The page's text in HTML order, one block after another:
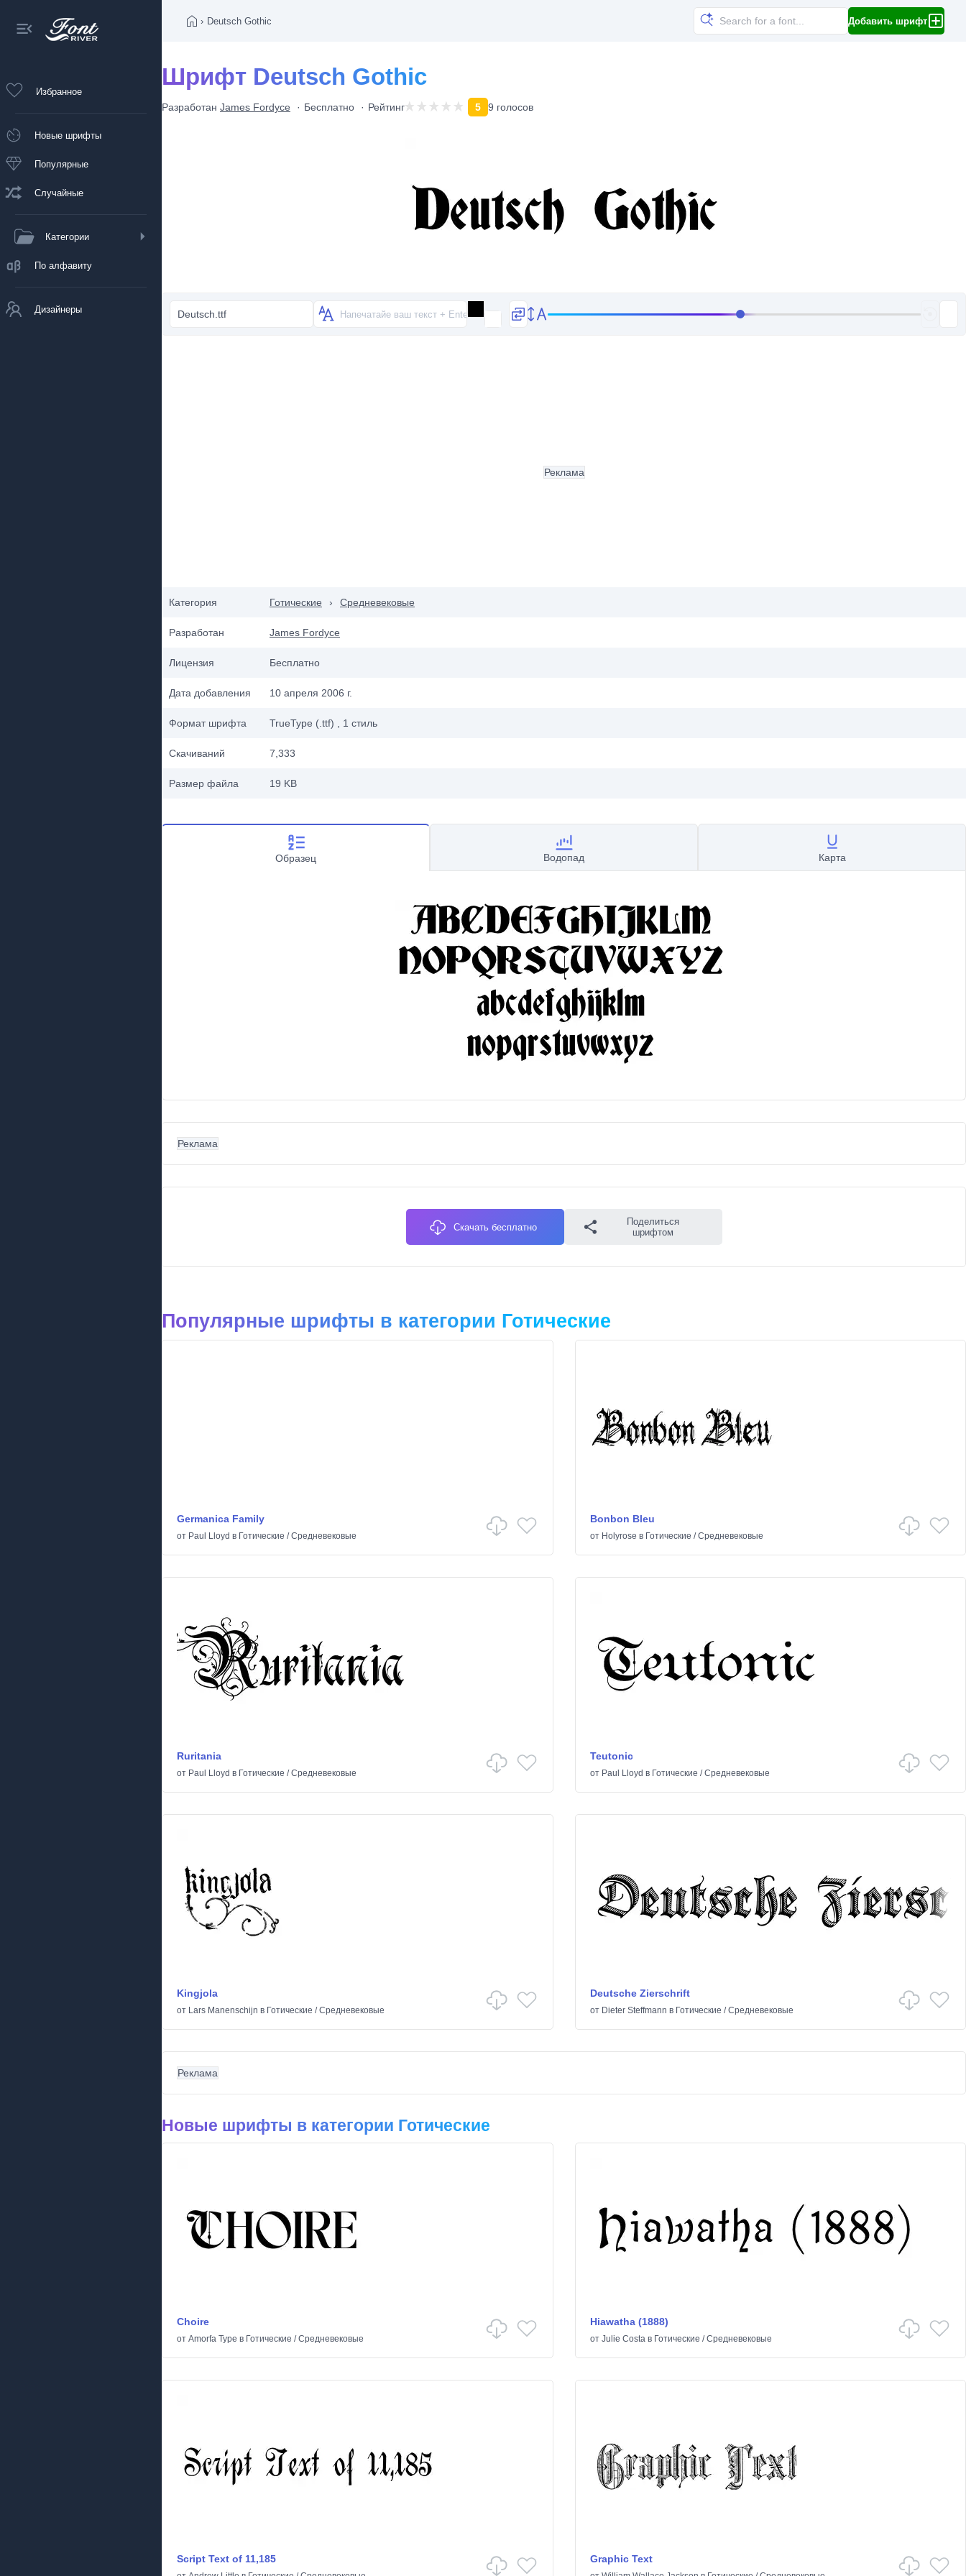
Избранное
Новые шрифты
Популярные
Случайные
Категории
По алфавиту
Дизайнеры
› Deutsch Gothic Добавить шрифт
Шрифт Deutsch Gothic
Разработан James Fordyce Бесплатно Рейтинг 5 9 голосов
Deutsch.ttf
Категория Готические › Средневековые
Разработан James Fordyce
Лицензия Бесплатно
Дата добавления 10 апреля 2006 г.
Формат шрифта TrueType (.ttf) , 1 стиль
Скачиваний 7,333
Размер файла 19 KB
Реклама
Образец Водопад Карта
Реклама
Скачать бесплатно
Поделиться
шрифтом
Популярные шрифты в категории Готические
Germanica Family
от Paul Lloyd в Готические /Средневековые
Bonbon Bleu
от Holyrose в Готические /Средневековые
Ruritania
от Paul Lloyd в Готические /Средневековые
Teutonic
от Paul Lloyd в Готические /Средневековые
Kingjola
от Lars Manenschijn в Готические /Средневековые
Deutsche Zierschrift
от Dieter Steffmann в Готические /Средневековые
Реклама
Новые шрифты в категории Готические
Choire
от Amorfa Type в Готические /Средневековые
Hiawatha (1888)
от Julie Costaв Готические /Средневековые
Script Text of 11,185 Graphic Text